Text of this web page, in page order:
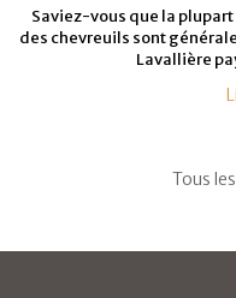
Saviez-vous que la
des chevreuils sont
Lavallière
Tous